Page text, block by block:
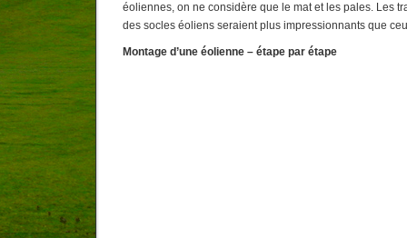
éoliennes, on ne considère que le mat et les pales. Les
des socles éoliens seraient plus impressionnants que
Montage d’une éolienne – étape par étape